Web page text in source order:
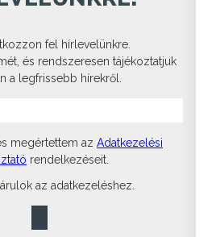
fel hírlevelünkre.
és rendszeresen tájékoztatjuk
a legfrissebb hírekről.
megértettem az Adatkezelési
rendelkezéseit.
az adatkezeléshez.